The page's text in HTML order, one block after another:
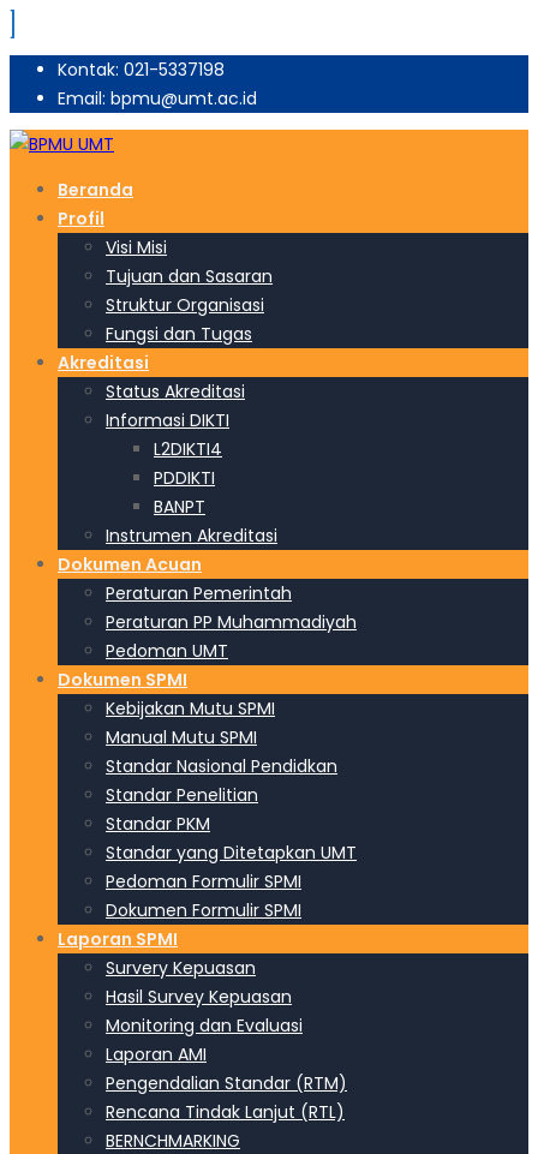
Kontak: 021-5337198
Email: bpmu@umt.ac.id
Beranda
Profil
Visi Misi
Tujuan dan Sasaran
Struktur Organisasi
Fungsi dan Tugas
Akreditasi
Status Akreditasi
Informasi DIKTI
L2DIKTI4
PDDIKTI
BANPT
Instrumen Akreditasi
Dokumen Acuan
Peraturan Pemerintah
Peraturan PP Muhammadiyah
Pedoman UMT
Dokumen SPMI
Kebijakan Mutu SPMI
Manual Mutu SPMI
Standar Nasional Pendidkan
Standar Penelitian
Standar PKM
Standar yang Ditetapkan UMT
Pedoman Formulir SPMI
Dokumen Formulir SPMI
Laporan SPMI
Survery Kepuasan
Hasil Survey Kepuasan
Monitoring dan Evaluasi
Laporan AMI
Pengendalian Standar (RTM)
Rencana Tindak Lanjut (RTL)
BERNCHMARKING